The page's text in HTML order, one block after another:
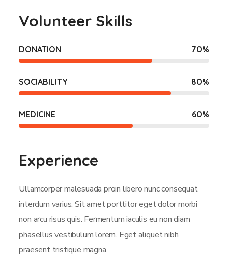
Volunteer Skills
DONATION 70%
SOCIABILITY 80%
MEDICINE 60%
Experience
Ullamcorper malesuada proin libero nunc consequat
interdum varius. Sit amet porttitor eget dolor morbi
non arcu risus quis. Fermentum iaculis eu non diam
phasellus vestibulum lorem. Eget aliquet nibh
praesent tristique magna.